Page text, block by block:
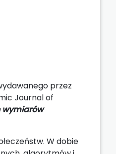
przez
Journal of
wymiarów
W dobie